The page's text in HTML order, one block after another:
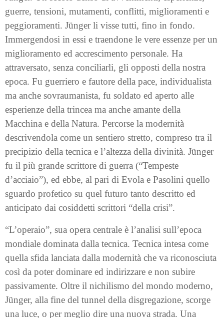
guerre, tensioni, mutamenti, conflitti, miglioramenti e
peggioramenti. Jünger li visse tutti, fino in fondo.
Immergendosi in essi e traendone le vere essenze per un
miglioramento ed accrescimento personale. Ha
attraversato, senza conciliarli, gli opposti della nostra
epoca. Fu guerriero e fautore della pace, individualista
ma anche sovraumanista, fu soldato ed aperto alle
esperienze della trincea ma anche amante della
Macchina e della Natura. Percorse la modernità
descrivendola come un sentiero stretto, compreso tra il
precipizio della tecnica e l’altezza della divinità. Jünger
fu il più grande scrittore di guerra (“Tempeste
d’acciaio”), ed ebbe, al pari di Evola e Pasolini quello
sguardo profetico su quel futuro tanto descritto ed
anticipato dai cosiddetti scrittori “della crisi”.
“L’operaio”, sua opera centrale è l’analisi sull’epoca
mondiale dominata dalla tecnica. Tecnica intesa come
quella sfida lanciata dalla modernità che va riconosciuta
così da poter dominare ed indirizzare e non subire
passivamente. Oltre il nichilismo del mondo moderno,
Jünger, alla fine del tunnel della disgregazione, scorge
una luce, o per meglio dire una nuova strada. Una